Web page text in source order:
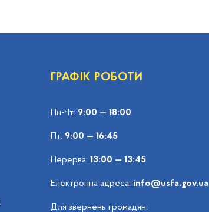
ГРАФІК РОБОТИ
Пн-Чт: 9:00 — 18:00
Пт: 9:00 — 16:45
Перерва: 13:00 — 13:45
Електронна адреса: info@usfa.gov.ua
Для звернень громадян: